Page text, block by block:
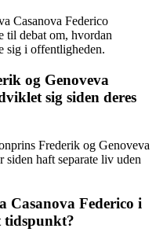
Casanova Federico
til debat om, hvordan
sig i offentligheden.
og Genoveva
sig siden deres
Frederik og Genoveva
siden haft separate liv uden
Casanova Federico i
tidspunkt?